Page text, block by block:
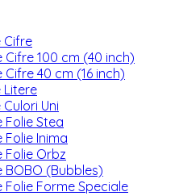
Cifre
Cifre 100 cm (40 inch)
Cifre 40 cm (16 inch)
Litere
Uni
Folie Stea
Folie Inima
Folie Orbz
BOBO (Bubbles)
Folie Forme Speciale